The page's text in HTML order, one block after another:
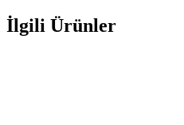
İlgili Ürünler